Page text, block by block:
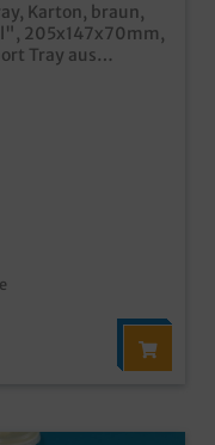
Karton, braun,
205x147x70mm,
Tray aus
oder in